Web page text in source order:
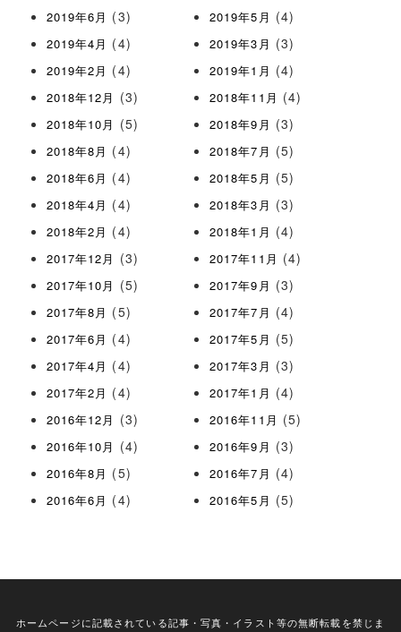
2019年6月 (3) 2019年5月 (4)
2019年4月 (4) 2019年3月 (3)
2019年2月 (4) 2019年1月 (4)
2018年12月 (3) 2018年11月 (4)
2018年10月 (5) 2018年9月 (3)
2018年8月 (4) 2018年7月 (5)
2018年6月 (4) 2018年5月 (5)
2018年4月 (4) 2018年3月 (3)
2018年2月 (4) 2018年1月 (4)
2017年12月 (3) 2017年11月 (4)
2017年10月 (5) 2017年9月 (3)
2017年8月 (5) 2017年7月 (4)
2017年6月 (4) 2017年5月 (5)
2017年4月 (4) 2017年3月 (3)
2017年2月 (4) 2017年1月 (4)
2016年12月 (3) 2016年11月 (5)
2016年10月 (4) 2016年9月 (3)
2016年8月 (5) 2016年7月 (4)
2016年6月 (4) 2016年5月 (5)
ホームページに記載されている記事・写真・イラスト等の無断転載を禁じま